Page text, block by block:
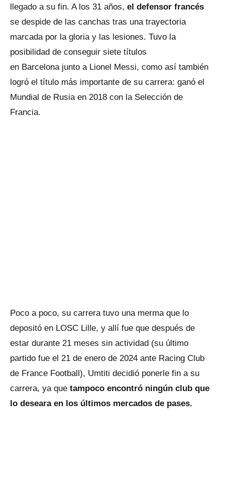
llegado a su fin. A los 31 años, el defensor francés
se despide de las canchas tras una trayectoria
marcada por la gloria y las lesiones. Tuvo la
posibilidad de conseguir siete títulos
en Barcelona junto a Lionel Messi, como así también
logró el título más importante de su carrera: ganó el
Mundial de Rusia en 2018 con la Selección de
Francia.
Poco a poco, su carrera tuvo una merma que lo
depositó en LOSC Lille, y allí fue que después de
estar durante 21 meses sin actividad (su último
partido fue el 21 de enero de 2024 ante Racing Club
de France Football), Umtiti decidió ponerle fin a su
carrera, ya que tampoco encontró ningún club que
lo deseara en los últimos mercados de pases.